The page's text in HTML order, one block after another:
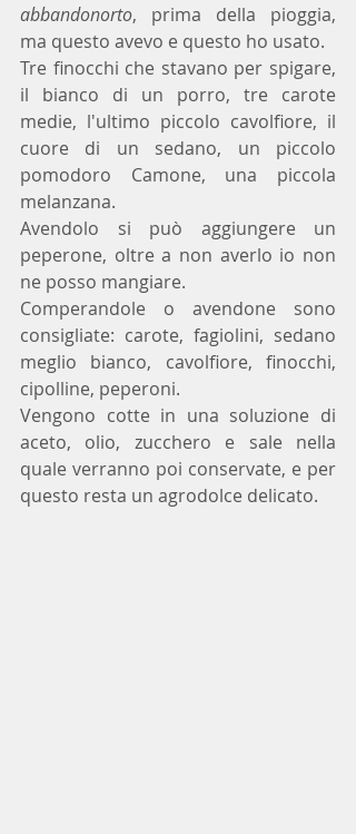
abbandonorto, prima della pioggia,
ma questo avevo e questo ho usato.
Tre finocchi che stavano per spigare,
il bianco di un porro, tre carote
medie, l'ultimo piccolo cavolfiore, il
cuore di un sedano, un piccolo
pomodoro Camone, una piccola
melanzana.
Avendolo si può aggiungere un
peperone, oltre a non averlo io non
ne posso mangiare.
Comperandole o avendone sono
consigliate: carote, fagiolini, sedano
meglio bianco, cavolfiore, finocchi,
cipolline, peperoni.
Vengono cotte in una soluzione di
aceto, olio, zucchero e sale nella
quale verranno poi conservate, e per
questo resta un agrodolce delicato.